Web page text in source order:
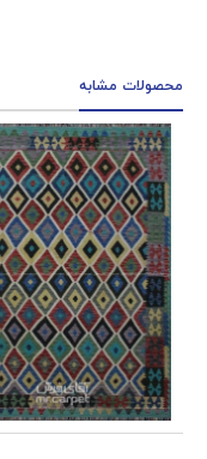
محصولات مشابه